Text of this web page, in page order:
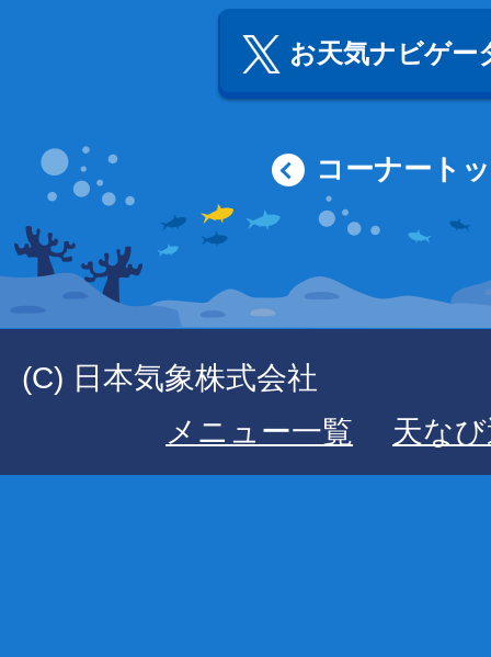
お天気ナビゲー
コーナート
(C) 日本気象株式会社
メニュー一覧
天な